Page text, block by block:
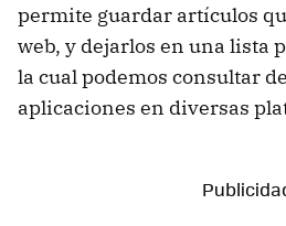
permite guardar artículos
web, y dejarlos en una lista
la cual podemos consultar
aplicaciones en diversas